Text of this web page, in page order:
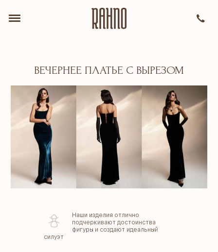
ВЕЧЕРНЕЕ ПЛАТЬЕ С ВЫРЕЗОМ
Наши изделия отлично
подчеркивают достоинства
фигуры и создают идеальный
силуэт